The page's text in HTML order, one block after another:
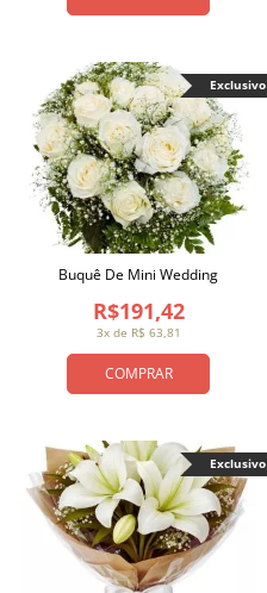
COMPRAR
3x de R$ 63,81
R$191,42
Buquê De Mini Wedding
Exclusivo
Exclusivo